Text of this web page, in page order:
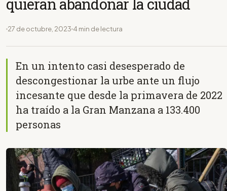
quieran abandonar la ciudad
27 de octubre, 2023 4 min de lectura
En un intento casi desesperado de
descongestionar la urbe ante un flujo
incesante que desde la primavera de 2022
ha traído a la Gran Manzana a 133.400
personas